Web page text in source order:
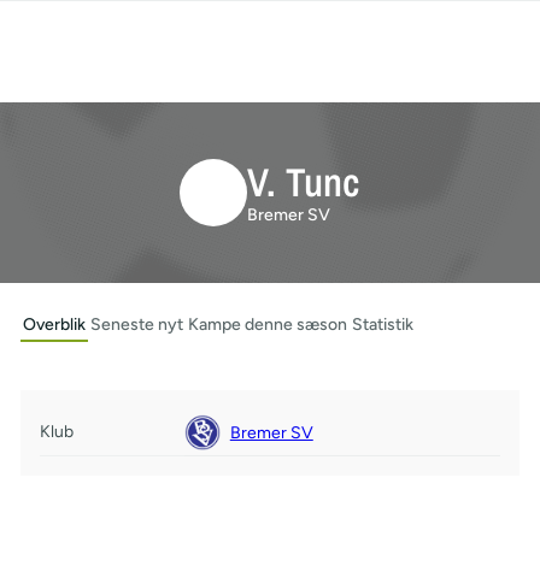
V. Tunc
Bremer SV
Overblik Seneste nyt Kampe denne sæson Statistik
Klub Bremer SV